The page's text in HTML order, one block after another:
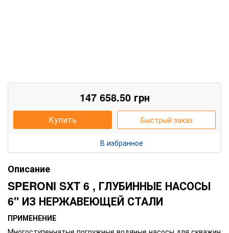
147 658.50грн
Купить Быстрый заказ
В избранное
Описание
SPERONI SXT 6 , ГЛУБИННЫЕ НАСОСЫ
6'' ИЗ НЕРЖАВЕЮЩЕЙ СТАЛИ
ПРИМЕНЕНИЕ